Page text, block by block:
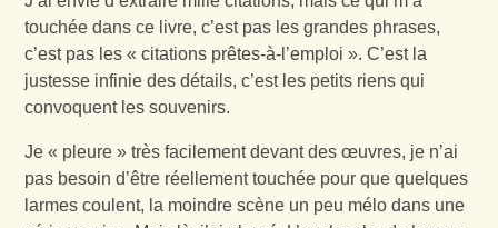
touchée dans ce livre, c’est pas les grandes phrases,
c’est pas les « citations prêtes-à-l’emploi ». C’est la
justesse infinie des détails, c’est les petits riens qui
convoquent les souvenirs.
Je « pleure » très facilement devant des œuvres, je n’ai
pas besoin d’être réellement touchée pour que quelques
larmes coulent, la moindre scène un peu mélo dans une